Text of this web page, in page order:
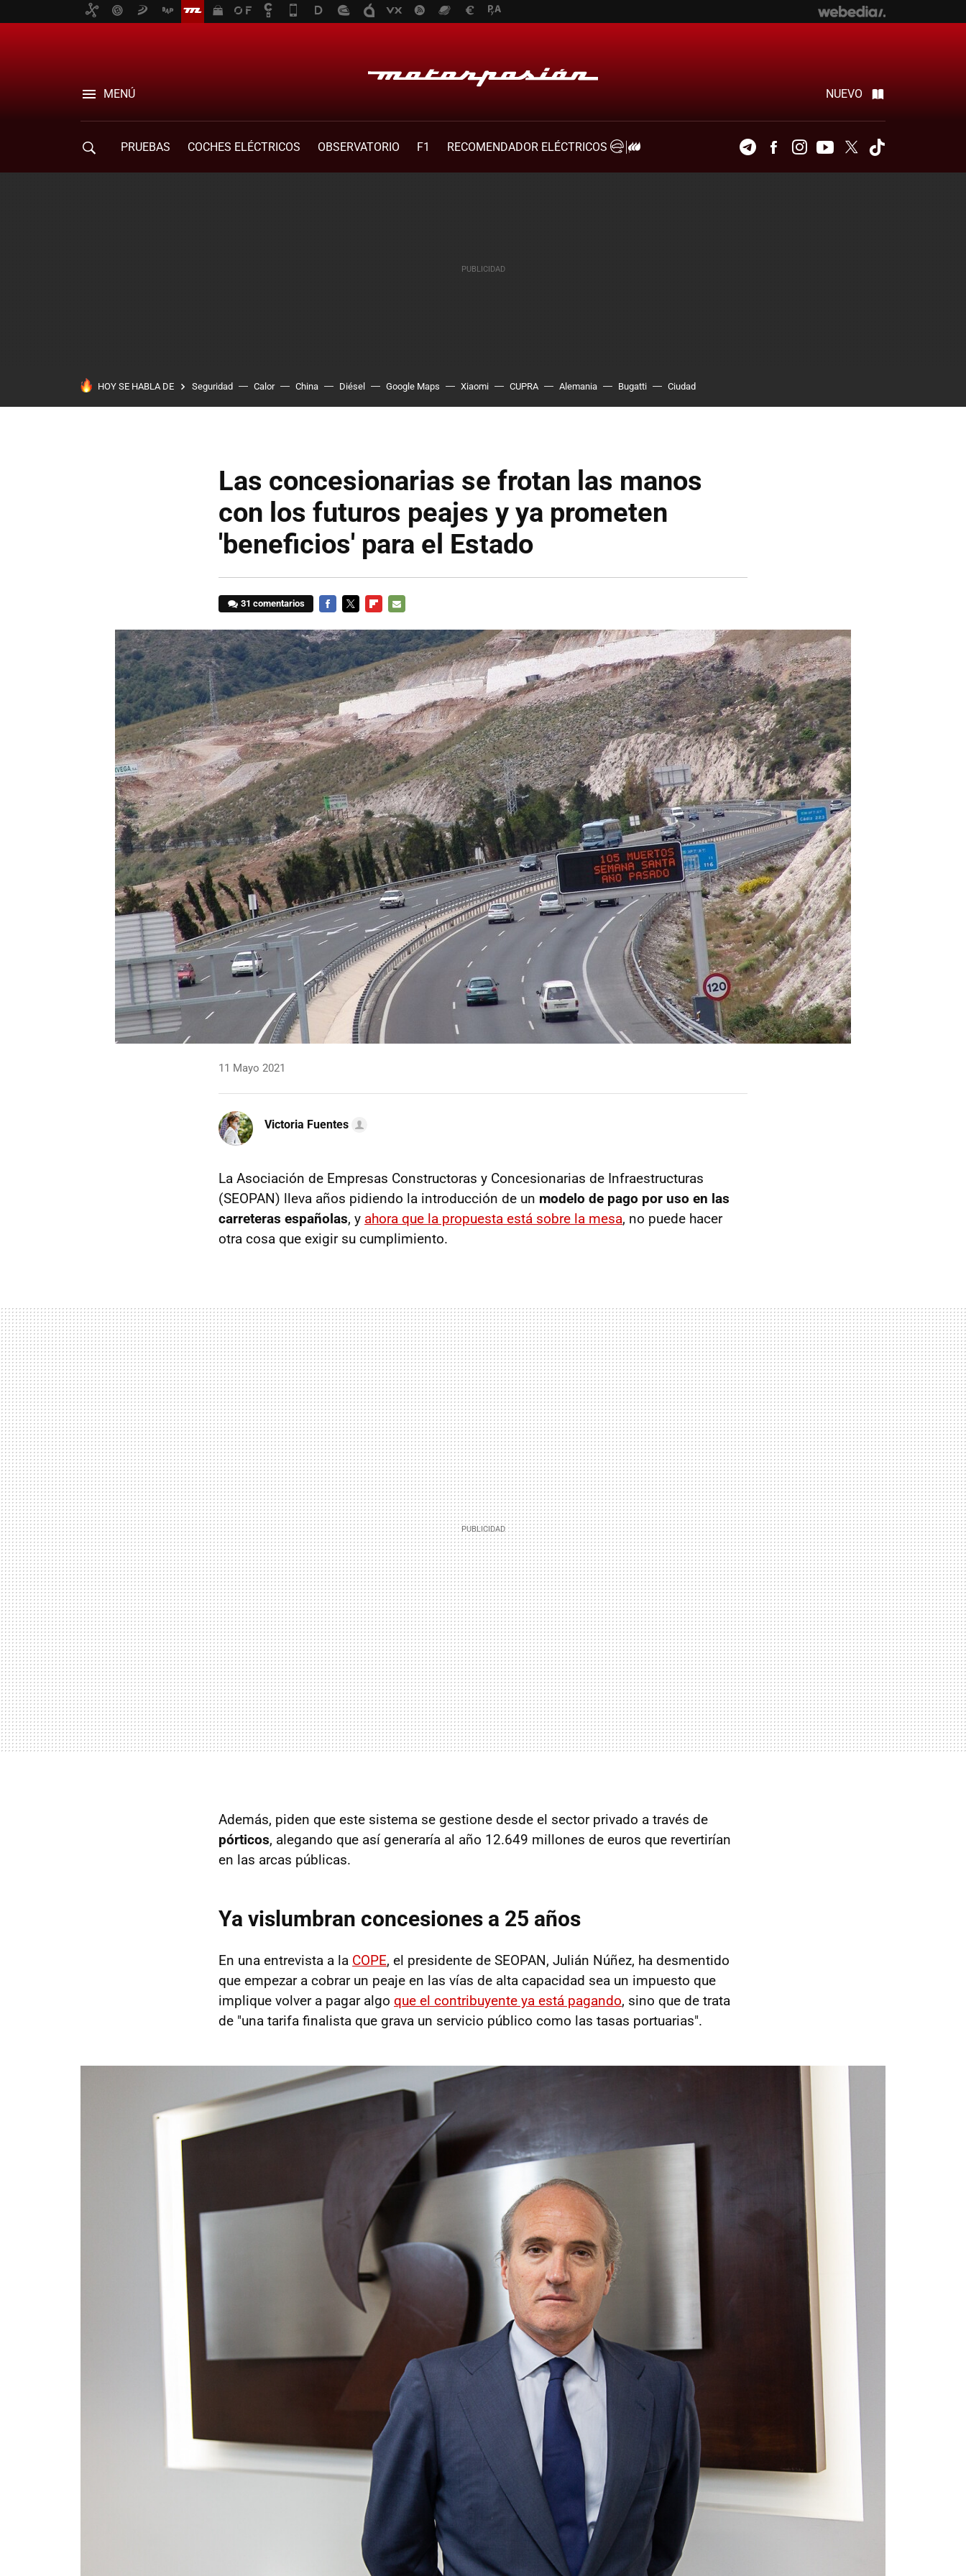
MENÚ NUEVO
PRUEBAS COCHES ELÉCTRICOS OBSERVATORIO F1
RECOMENDADOR ELÉCTRICOS
TelegramFacebookInstagramYoutubeTwitter
HOY SE HABLA DE Seguridad Calor China Diésel Google Maps Xiaomi CUPRA Alemania Bugatti Ciudad
Las concesionarias se frotan las manos
con los futuros peajes y ya prometen
'beneficios' para el Estado
31 comentarios
MAIL
11 Mayo 2021
Victoria Fuentes
La Asociación de Empresas Constructoras y Concesionarias de Infraestructuras
(SEOPAN) lleva años pidiendo la introducción de un modelo de pago por uso en las
carreteras españolas, y ahora que la propuesta está sobre la mesa, no puede hacer
otra cosa que exigir su cumplimiento.
Además, piden que este sistema se gestione desde el sector privado a través de
pórticos, alegando que así generaría al año 12.649 millones de euros que revertirían
en las arcas públicas.
Ya vislumbran concesiones a 25 años
En una entrevista a la COPE, el presidente de SEOPAN, Julián Núñez, ha desmentido
que empezar a cobrar un peaje en las vías de alta capacidad sea un impuesto que
implique volver a pagar algo que el contribuyente ya está pagando, sino que de trata
de "una tarifa finalista que grava un servicio público como las tasas portuarias".